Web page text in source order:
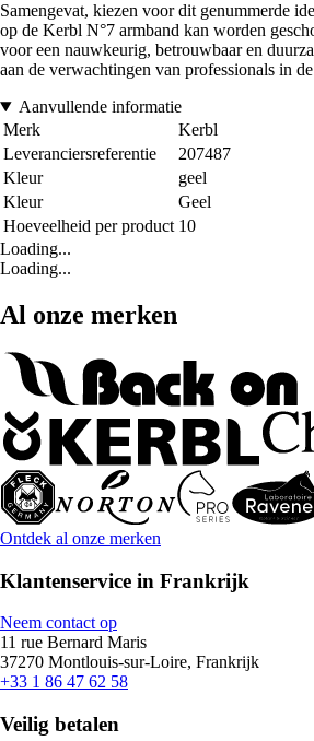
Samengevat, kiezen voor dit genummerde
op de Kerbl N°7 armband kan worden
voor een nauwkeurig, betrouwbaar en
aan de verwachtingen van professionals in
Aanvullende informatie
Merk
Kerbl
Leveranciersreferentie
207487
Kleur
geel
Kleur
Geel
Hoeveelheid per product 10
Loading...
Loading...
Al onze merken
Ontdek al onze merken
Klantenservice in Frankrijk
Neem contact op
11 rue Bernard Maris
37270 Montlouis-sur-Loire, Frankrijk
+33 1 86 47 62 58
Veilig betalen